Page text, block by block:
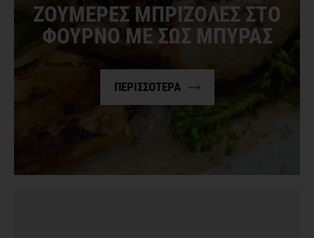
ΖΟΥΜΕΡΕΣ ΜΠΡΙΖΟΛΕΣ ΣΤΟ
ΦΟΥΡΝΟ ΜΕ ΣΩΣ ΜΠΥΡΑΣ
ΠΕΡΙΣΣΟΤΕΡΑ